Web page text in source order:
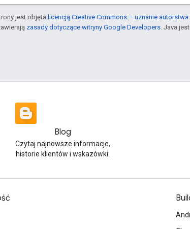
jest objęta licencją Creative Commons – uznanie autorstwa
zasady dotyczące witryny Google Developers. Java
Blog
Czytaj najnowsze informacje,
historie klientów i wskazówki.